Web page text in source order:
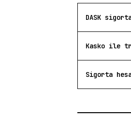
DASK
Kasko ile
Sigorta